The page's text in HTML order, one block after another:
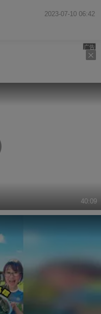
2023-07-10 06:42
广告
40:09